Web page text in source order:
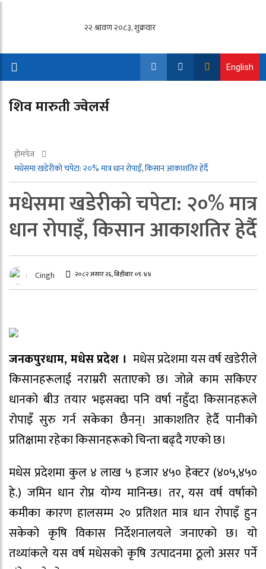
English
शिव मारुती ज्वेलर्स
होमपेज
मधेसमा खडेरीको चपेटा: २०% मात्र धान रोपाइँ, किसान आकाशतिर हेर्दै
मधेसमा खडेरीको चपेटा: २०% मात्र
धान रोपाइँ, किसान आकाशतिर हेर्दै
Cingh २०८२ असार २६, बिहीबार ०९:४४
जनकपुरधाम, मधेस प्रदेश । मधेस प्रदेशमा यस वर्ष खडेरीले
किसानहरूलाई नराम्ररी सताएको छ। जोत्ने काम सकिएर
धानको बीउ तयार भइसक्दा पनि वर्षा नहुँदा किसानहरूले
रोपाइँ सुरु गर्न सकेका छैनन्। आकाशतिर हेर्दै पानीको
प्रतिक्षामा रहेका किसानहरूको चिन्ता बढ्दै गएको छ।
मधेस प्रदेशमा कुल ४ लाख ५ हजार ४५० हेक्टर (४०५,४५०
हे.) जमिन धान रोप्न योग्य मानिन्छ। तर, यस वर्ष वर्षाको
कमीका कारण हालसम्म २० प्रतिशत मात्र धान रोपाइँ हुन
सकेको कृषि विकास निर्देशनालयले जनाएको छ। यो
तथ्यांकले यस वर्ष मधेसको कृषि उत्पादनमा ठूलो असर पर्ने